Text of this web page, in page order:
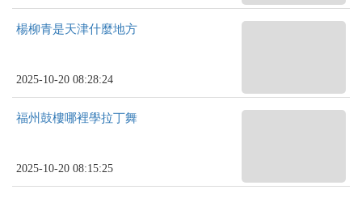
楊柳青是天津什麼地方
2025-10-20 08:28:24
福州鼓樓哪裡學拉丁舞
2025-10-20 08:15:25